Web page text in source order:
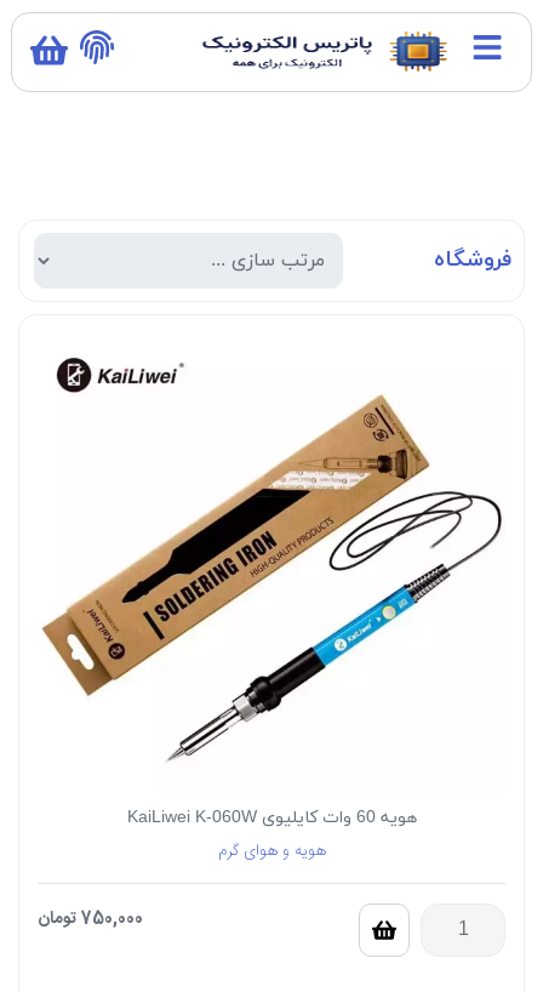
فروشگاه
هویه 60 وات کایلیوی KaiLiwei K-060W
هویه و هوای گرم
750,000تومان